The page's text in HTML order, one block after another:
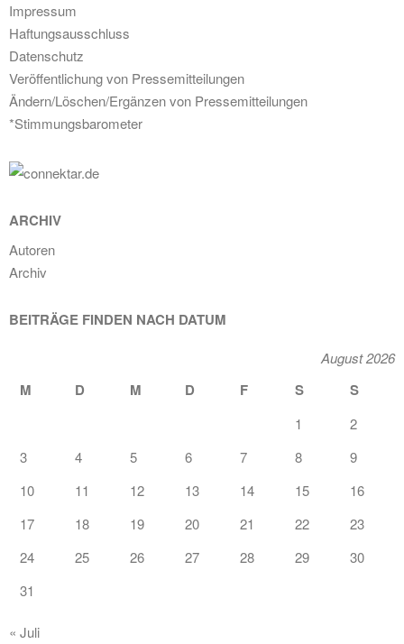
Impressum
Haftungsausschluss
Datenschutz
Veröffentlichung von Pressemitteilungen
Ändern/Löschen/Ergänzen von Pressemitteilungen
*Stimmungsbarometer
ARCHIV
Autoren
Archiv
BEITRÄGE FINDEN NACH DATUM
August 2026
M D M D F S S
1
2
3
4 5 6 7 8
9
10
11 12 13 14 15
16
17
18 19 20 21 22
23
24
25 26 27 28 29
30
31
« Juli